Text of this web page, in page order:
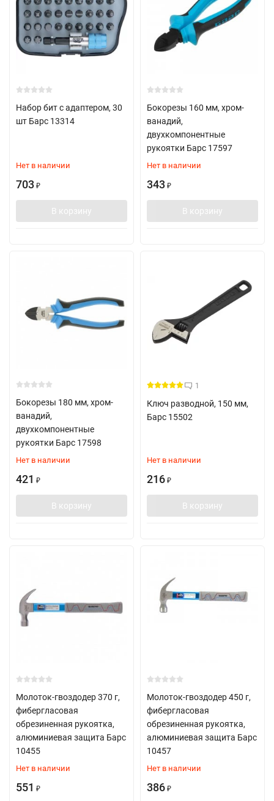
Набор бит с адаптером, 30
шт Барс 13314
Нет в наличии
703 ₽
В корзину
Бокорезы 160 мм, хром-
ванадий,
двухкомпонентные
рукоятки Барс 17597
Нет в наличии
343 ₽
В корзину
Бокорезы 180 мм, хром-
ванадий,
двухкомпонентные
рукоятки Барс 17598
Нет в наличии
421 ₽
В корзину
1
Ключ разводной, 150 мм,
Барс 15502
Нет в наличии
216 ₽
В корзину
Молоток-гвоздодер 370 г,
фибергласовая
обрезиненная рукоятка,
алюминиевая защита Барс
10455
Нет в наличии
551 ₽
Молоток-гвоздодер 450 г,
фибергласовая
обрезиненная рукоятка,
алюминиевая защита Барс
10457
Нет в наличии
386 ₽